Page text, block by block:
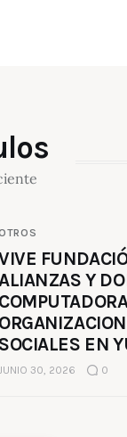
Y
SOCIALES EN
30, 2026 0